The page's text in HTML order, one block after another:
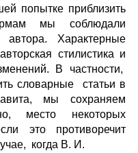
попытке приблизить
мы соблюдали
автора. Характерные
стилистика и
В частности,
словарные статьи в
мы сохраняем
место некоторых
это противоречит
когда В. И.